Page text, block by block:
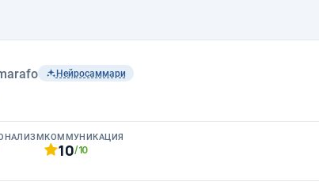
Нейросаммари
КОММУНИКАЦИЯ
10/10